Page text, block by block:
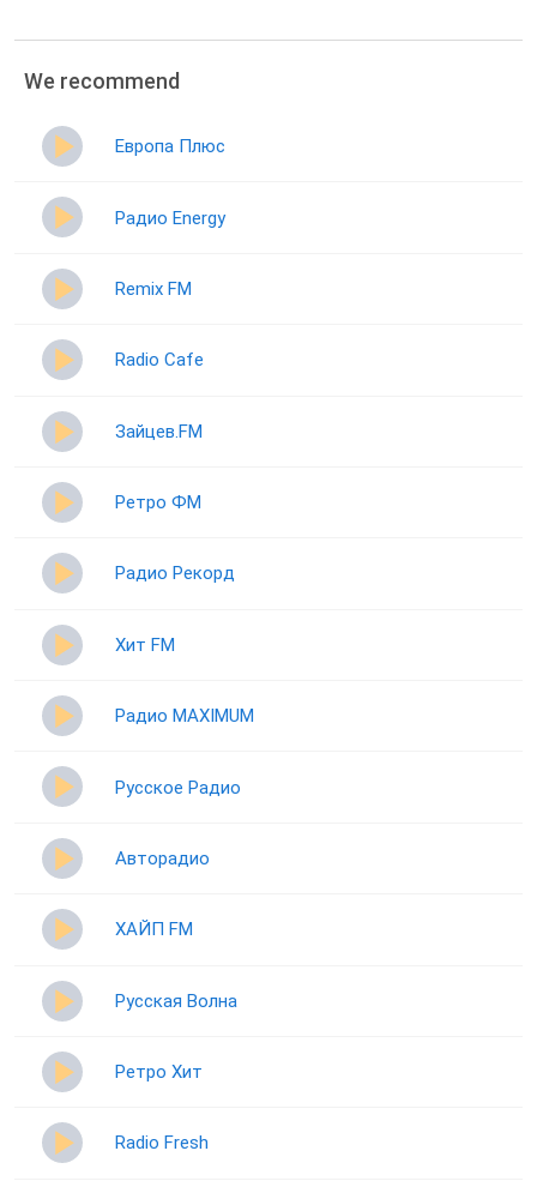
We recommend
Европа Плюс
Радио Energy
Remix FM
Radio Cafe
Зайцев.FM
Ретро ФМ
Радио Рекорд
Хит FM
Радио MAXIMUM
Русское Радио
Авторадио
ХАЙП FM
Русская Волна
Ретро Хит
Radio Fresh